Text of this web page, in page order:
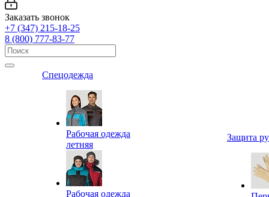
Заказать звонок
+7 (347) 215-18-25
8 (800) 777-83-77
Спецодежда
Рабочая одежда
летняя
Рабочая одежда
Защита